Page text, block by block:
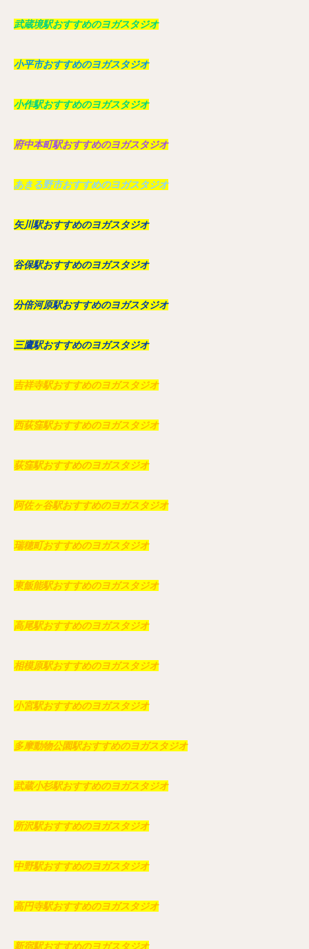
武蔵境駅おすすめのヨガスタジオ
小平市おすすめのヨガスタジオ
小作駅おすすめのヨガスタジオ
府中本町駅おすすめのヨガスタジオ
あきる野市おすすめのヨガスタジオ
矢川駅おすすめのヨガスタジオ
谷保駅おすすめのヨガスタジオ
分倍河原駅おすすめのヨガスタジオ
三鷹駅おすすめのヨガスタジオ
吉祥寺駅おすすめのヨガスタジオ
西荻窪駅おすすめのヨガスタジオ
荻窪駅おすすめのヨガスタジオ
阿佐ヶ谷駅おすすめのヨガスタジオ
瑞穂町おすすめのヨガスタジオ
東飯能駅おすすめのヨガスタジオ
高尾駅おすすめのヨガスタジオ
相模原駅おすすめのヨガスタジオ
小宮駅おすすめのヨガスタジオ
多摩動物公園駅おすすめのヨガスタジオ
武蔵小杉駅おすすめのヨガスタジオ
所沢駅おすすめのヨガスタジオ
中野駅おすすめのヨガスタジオ
高円寺駅おすすめのヨガスタジオ
新宿駅おすすめのヨガスタジオ